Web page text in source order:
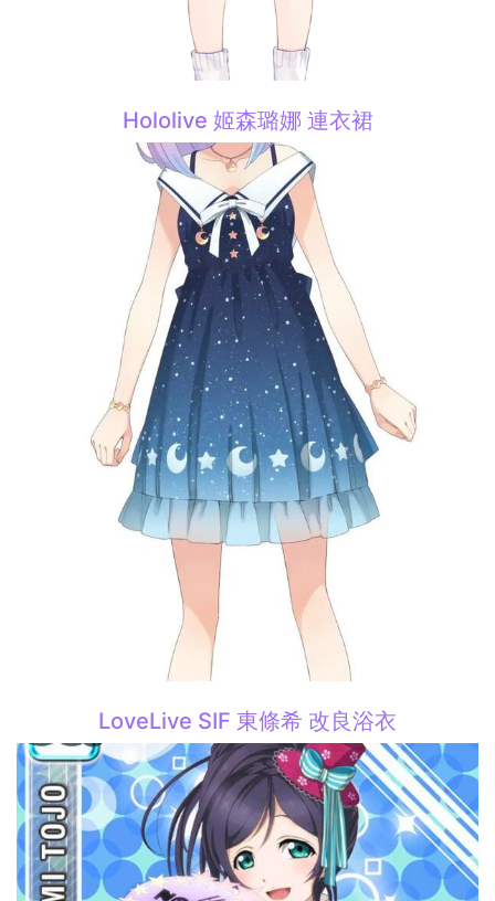
Hololive 姬森璐娜 連衣裙
LoveLive SIF 東條希 改良浴衣